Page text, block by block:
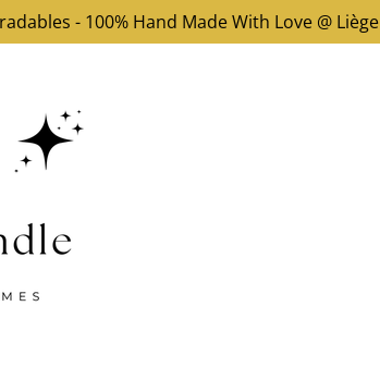
- 100% Hand Made With Love @ Liège